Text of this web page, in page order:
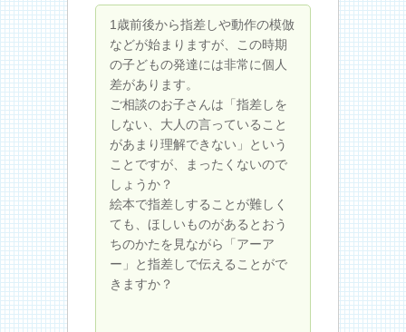
1歳前後から指差しや動作の模倣
などが始まりますが、この時期
の子どもの発達には非常に個人
差があります。
ご相談のお子さんは「指差しを
しない、大人の言っていること
があまり理解できない」という
ことですが、まったくないので
しょうか？
絵本で指差しすることが難しく
ても、ほしいものがあるとおう
ちのかたを見ながら「アーア
ー」と指差しで伝えることがで
きますか？